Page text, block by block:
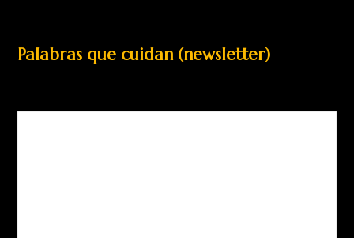
Palabras que cuidan (newsletter)